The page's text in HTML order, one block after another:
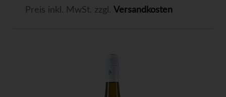
Preis inkl. MwSt. zzgl. Versandkosten